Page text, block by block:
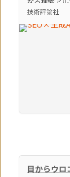
コン」とすら
るのか？ そ
技術評論社
目からウロ